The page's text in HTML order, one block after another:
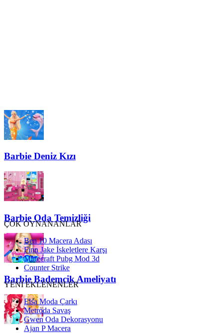
Barbie Deniz Kızı
Barbie Oda Temizliği
Barbie Bademcik Ameliyatı
ÇOK OYNANANLAR
Ben 10 Macera Adası
Finn Jake İskeletlere Karşı
Minecraft Pubg Mod 3d
Counter Strike
YENİ EKLENENLER
Elsa Moda Çarkı
Metroda Savaş
Gwen Oda Dekorasyonu
Ajan P Macera